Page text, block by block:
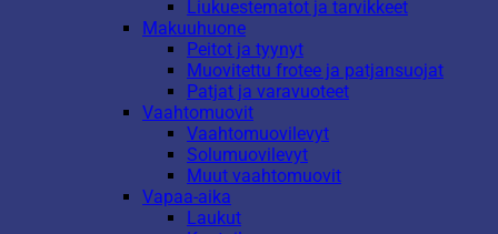
Liukuestematot ja tarvikkeet
Makuuhuone
Peitot ja tyynyt
Muovitettu frotee ja patjansuojat
Patjat ja varavuoteet
Vaahtomuovit
Vaahtomuovilevyt
Solumuovilevyt
Muut vaahtomuovit
Vapaa-aika
Laukut